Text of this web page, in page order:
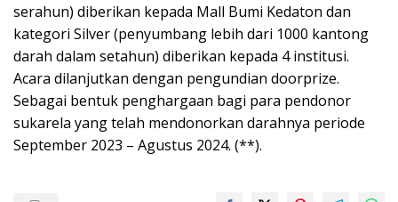
serahun) diberikan kepada Mall Bumi Kedaton dan
kategori Silver (penyumbang lebih dari 1000 kantong
darah dalam setahun) diberikan kepada 4 institusi.
Acara dilanjutkan dengan pengundian doorprize.
Sebagai bentuk penghargaan bagi para pendonor
sukarela yang telah mendonorkan darahnya periode
September 2023 – Agustus 2024. (**).